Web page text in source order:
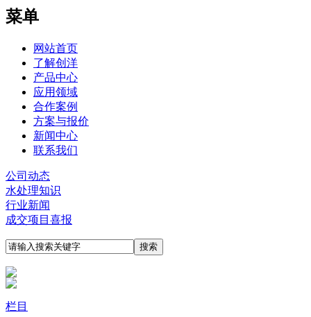
菜单
网站首页
了解创洋
产品中心
应用领域
合作案例
方案与报价
新闻中心
联系我们
公司动态
水处理知识
行业新闻
成交项目喜报
栏目